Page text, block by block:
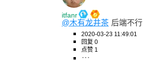
itfanr
@木有龙井茶 后端不行
2020-03-23 11:49:01
回复 0
点赞 1